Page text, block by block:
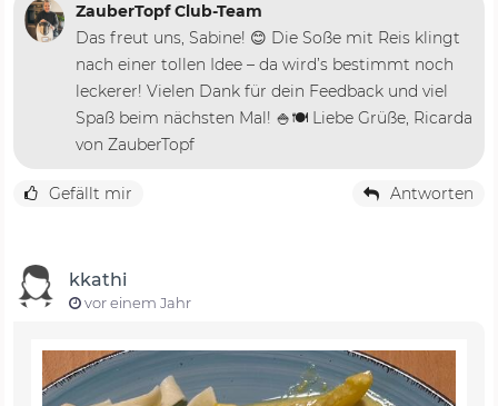
ZauberTopf Club-Team
Das freut uns, Sabine! 😊 Die Soße mit Reis klingt
nach einer tollen Idee – da wird’s bestimmt noch
leckerer! Vielen Dank für dein Feedback und viel
Spaß beim nächsten Mal! 🍚🍽️ Liebe Grüße, Ricarda
von ZauberTopf
Gefällt mir Antworten
kkathi
vor einem Jahr